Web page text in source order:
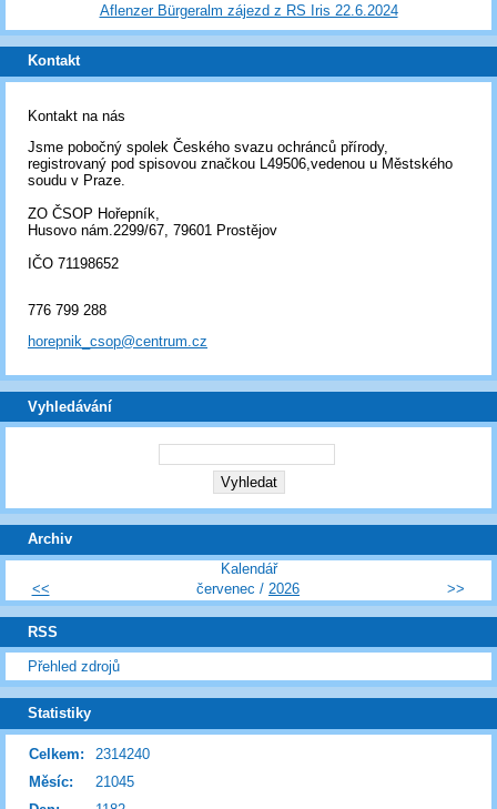
Aflenzer Bürgeralm zájezd z RS Iris 22.6.2024
Kontakt
Kontakt na nás
Jsme pobočný spolek Českého svazu ochránců přírody,
registrovaný pod spisovou značkou L49506,vedenou u Městského
soudu v Praze.
ZO ČSOP Hořepník,
Husovo nám.2299/67, 79601 Prostějov
IČO 71198652
776 799 288
horepnik_csop@centrum.cz
Vyhledávání
Archiv
Kalendář
<<
červenec / 2026 >>
RSS
Přehled zdrojů
Statistiky
Celkem:
2314240
Měsíc:
21045